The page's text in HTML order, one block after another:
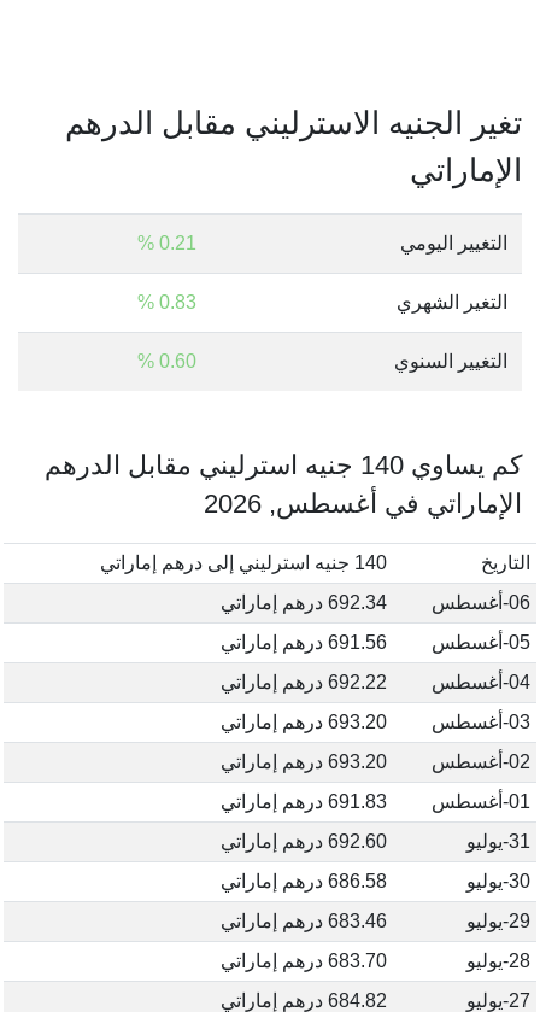
تغير الجنيه الاسترليني مقابل الدرهم
الإماراتي
التغيير اليومي 0.21 %
التغير الشهري 0.83 %
التغيير السنوي 0.60 %
كم يساوي 140 جنيه استرليني مقابل الدرهم
الإماراتي في أغسطس, 2026
التاريخ
140 جنيه استرليني إلى درهم إماراتي
06-أغسطس
692.34 درهم إماراتي
05-أغسطس
691.56 درهم إماراتي
04-أغسطس
692.22 درهم إماراتي
03-أغسطس
693.20 درهم إماراتي
02-أغسطس
693.20 درهم إماراتي
01-أغسطس
691.83 درهم إماراتي
31-يوليو
692.60 درهم إماراتي
30-يوليو
686.58 درهم إماراتي
29-يوليو
683.46 درهم إماراتي
28-يوليو
683.70 درهم إماراتي
27-يوليو
684.82 درهم إماراتي